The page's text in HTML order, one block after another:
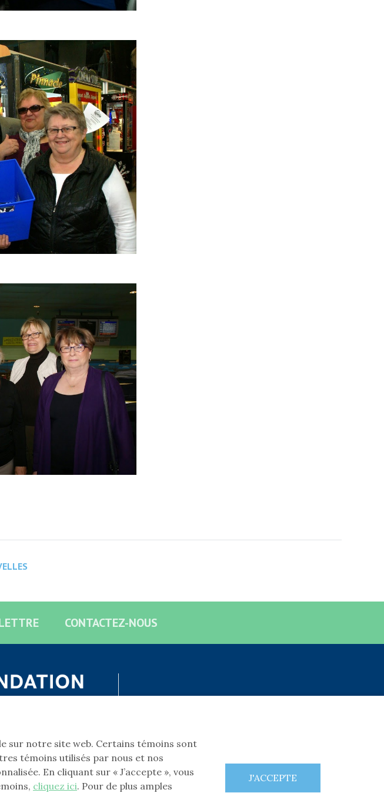
CONTACTEZ-NOUS
sur notre site web. Certains témoins sont
témoins utilisés par nous et nos
En cliquant sur « J’accepte », vous
cliquez ici. Pour de plus amples